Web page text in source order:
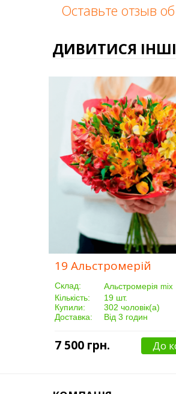
Оставьте отзыв
ДИВИТИСЯ
19 Альстромерій
Склад: Альстромерія mix
Кількість:
19 шт.
Купили:
302 чоловік(а)
Доставка:
Від 3 годин
7 500 грн. До